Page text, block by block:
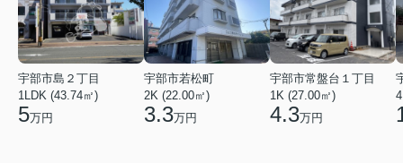
宇部市島２丁目
1LDK (43.74㎡)
5万円
宇部市若松町
2K (22.00㎡)
3.3万円
宇部市常盤台１丁目
1K (27.00㎡)
4.3万円